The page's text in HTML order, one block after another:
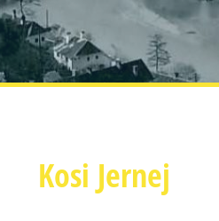
Kosi Jernej